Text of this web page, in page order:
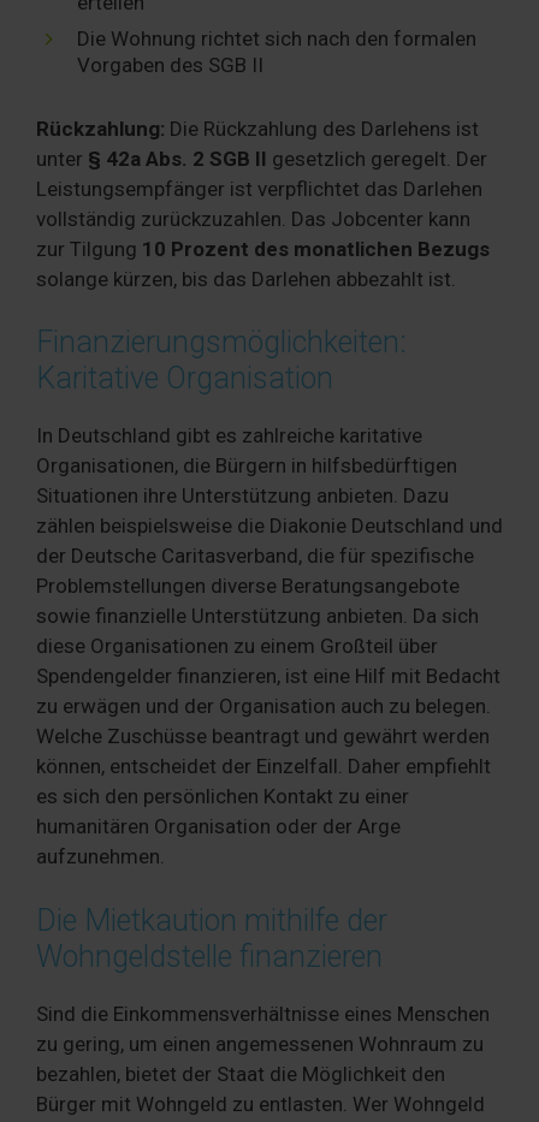
Die Wohnung richtet sich nach den formalen
Vorgaben des SGB II
Rückzahlung: Die Rückzahlung des Darlehens ist
unter § 42a Abs. 2 SGB II gesetzlich geregelt. Der
Leistungsempfänger ist verpflichtet das Darlehen
vollständig zurückzuzahlen. Das Jobcenter kann
zur Tilgung 10 Prozent des monatlichen Bezugs
solange kürzen, bis das Darlehen abbezahlt ist.
Finanzierungsmöglichkeiten:
Karitative Organisation
In Deutschland gibt es zahlreiche karitative
Organisationen, die Bürgern in hilfsbedürftigen
Situationen ihre Unterstützung anbieten. Dazu
zählen beispielsweise die Diakonie Deutschland und
der Deutsche Caritasverband, die für spezifische
Problemstellungen diverse Beratungsangebote
sowie finanzielle Unterstützung anbieten. Da sich
diese Organisationen zu einem Großteil über
Spendengelder finanzieren, ist eine Hilf mit Bedacht
zu erwägen und der Organisation auch zu belegen.
Welche Zuschüsse beantragt und gewährt werden
können, entscheidet der Einzelfall. Daher empfiehlt
es sich den persönlichen Kontakt zu einer
humanitären Organisation oder der Arge
aufzunehmen.
Die Mietkaution mithilfe der
Wohngeldstelle finanzieren
Sind die Einkommensverhältnisse eines Menschen
zu gering, um einen angemessenen Wohnraum zu
bezahlen, bietet der Staat die Möglichkeit den
Bürger mit Wohngeld zu entlasten. Wer Wohngeld